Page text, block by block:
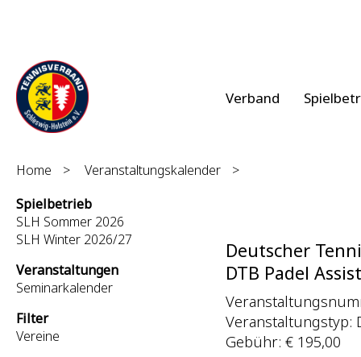
Verband
Home > Veranstaltungskalender
>
Spielbetrieb
SLH Sommer 2026
SLH Winter 2026/27
Veranstaltungen
Seminarkalender
Filter
Vereine
Deutscher
DTB Padel
Veranstaltungstyp:
Gebühr: € 195,00